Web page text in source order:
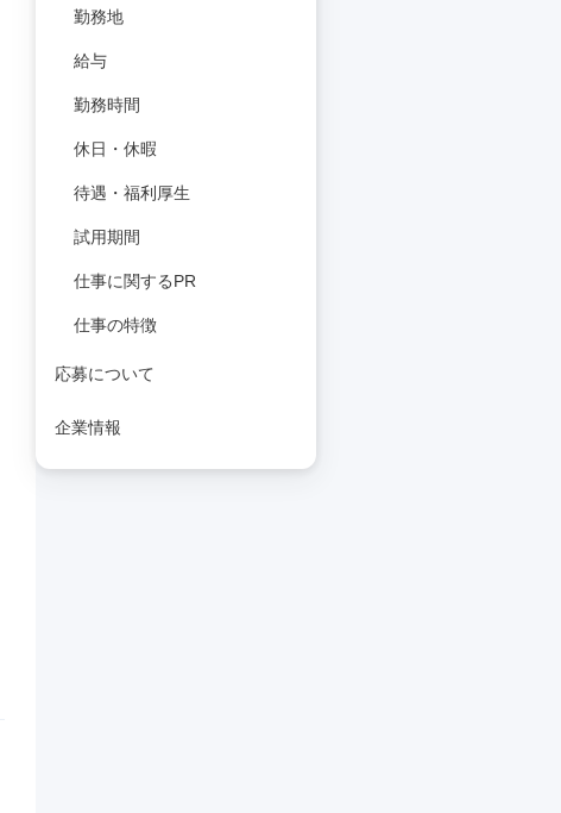
勤務地
給与
勤務時間
休日・休暇
待遇・福利厚生
試用期間
仕事に関するPR
仕事の特徴
応募について
企業情報